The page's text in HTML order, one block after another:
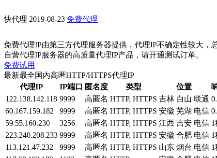
快代理 2019-08-23 免费代理
免费代理IP由第三方代理服务器提供，代理IP不确定性较大，
自营代理IP服务器的高质量代理IP产品，请开通测试订单。
免费试用
最新最全国内高匿HTTP/HTTPS代理IP
代理IP
IP端口 匿名度 类型 位置
122.138.142.118 9999 高匿名 HTTP, HTTPS 吉林 白山 联通
60.167.159.182
9999 高匿名 HTTP, HTTPS 安徽 芜湖 电信
59.55.160.230
3256 高匿名 HTTP, HTTPS 江西 吉安 电信 1
223.240.208.233 9999 高匿名 HTTP, HTTPS 安徽 合肥 电信 1
113.121.47.232
9999 高匿名 HTTP, HTTPS 山东 烟台 电信 1